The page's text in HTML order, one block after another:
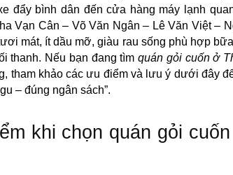
đẩy bình dân đến cửa hàng máy lạnh
Vạn Cân – Võ Văn Ngân – Lê Văn Việt –
mát, ít dầu mỡ, giàu rau sống phù hợp bữa
thanh. Nếu bạn đang tìmquán gỏi cuốn ở
tham khảo các ưu điểm và lưu ý dưới đây
– đúng ngân sách”.
khi chọn quán gỏi